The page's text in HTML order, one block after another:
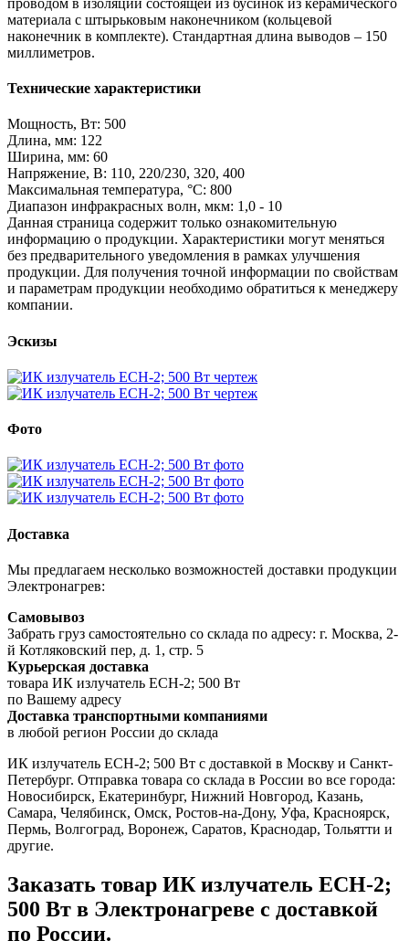
материала с штырьковым наконечником (кольцевой
наконечник в комплекте). Стандартная длина выводов – 150
миллиметров.
Технические характеристики
Мощность, Вт: 500
Длина, мм: 122
Ширина, мм: 60
Напряжение, В: 110, 220/230, 320, 400
Максимальная температура, °C: 800
Диапазон инфракрасных волн, мкм: 1,0 - 10
Данная страница содержит только ознакомительную
информацию о продукции. Характеристики могут меняться
без предварительного уведомления в рамках улучшения
продукции. Для получения точной информации по свойствам
и параметрам продукции необходимо обратиться к менеджеру
компании.
Эскизы
Фото
Доставка
Мы предлагаем несколько возможностей доставки продукции
Электронагрев:
Самовывоз
Забрать груз самостоятельно со склада по адресу: г. Москва, 2-
й Котляковский пер, д. 1, стр. 5
Курьерская доставка
товара ИК излучатель ECH-2; 500 Вт
по Вашему адресу
Доставка транспортными компаниями
в любой регион России до склада
ИК излучатель ECH-2; 500 Вт с доставкой в Москву и Санкт-
Петербург. Отправка товара со склада в России во все города:
Новосибирск, Екатеринбург, Нижний Новгород, Казань,
Самара, Челябинск, Омск, Ростов-на-Дону, Уфа, Красноярск,
Пермь, Волгоград, Воронеж, Саратов, Краснодар, Тольятти и
другие.
Заказать товар ИК излучатель ECH-2;
500 Вт в Электронагреве с доставкой
по России.